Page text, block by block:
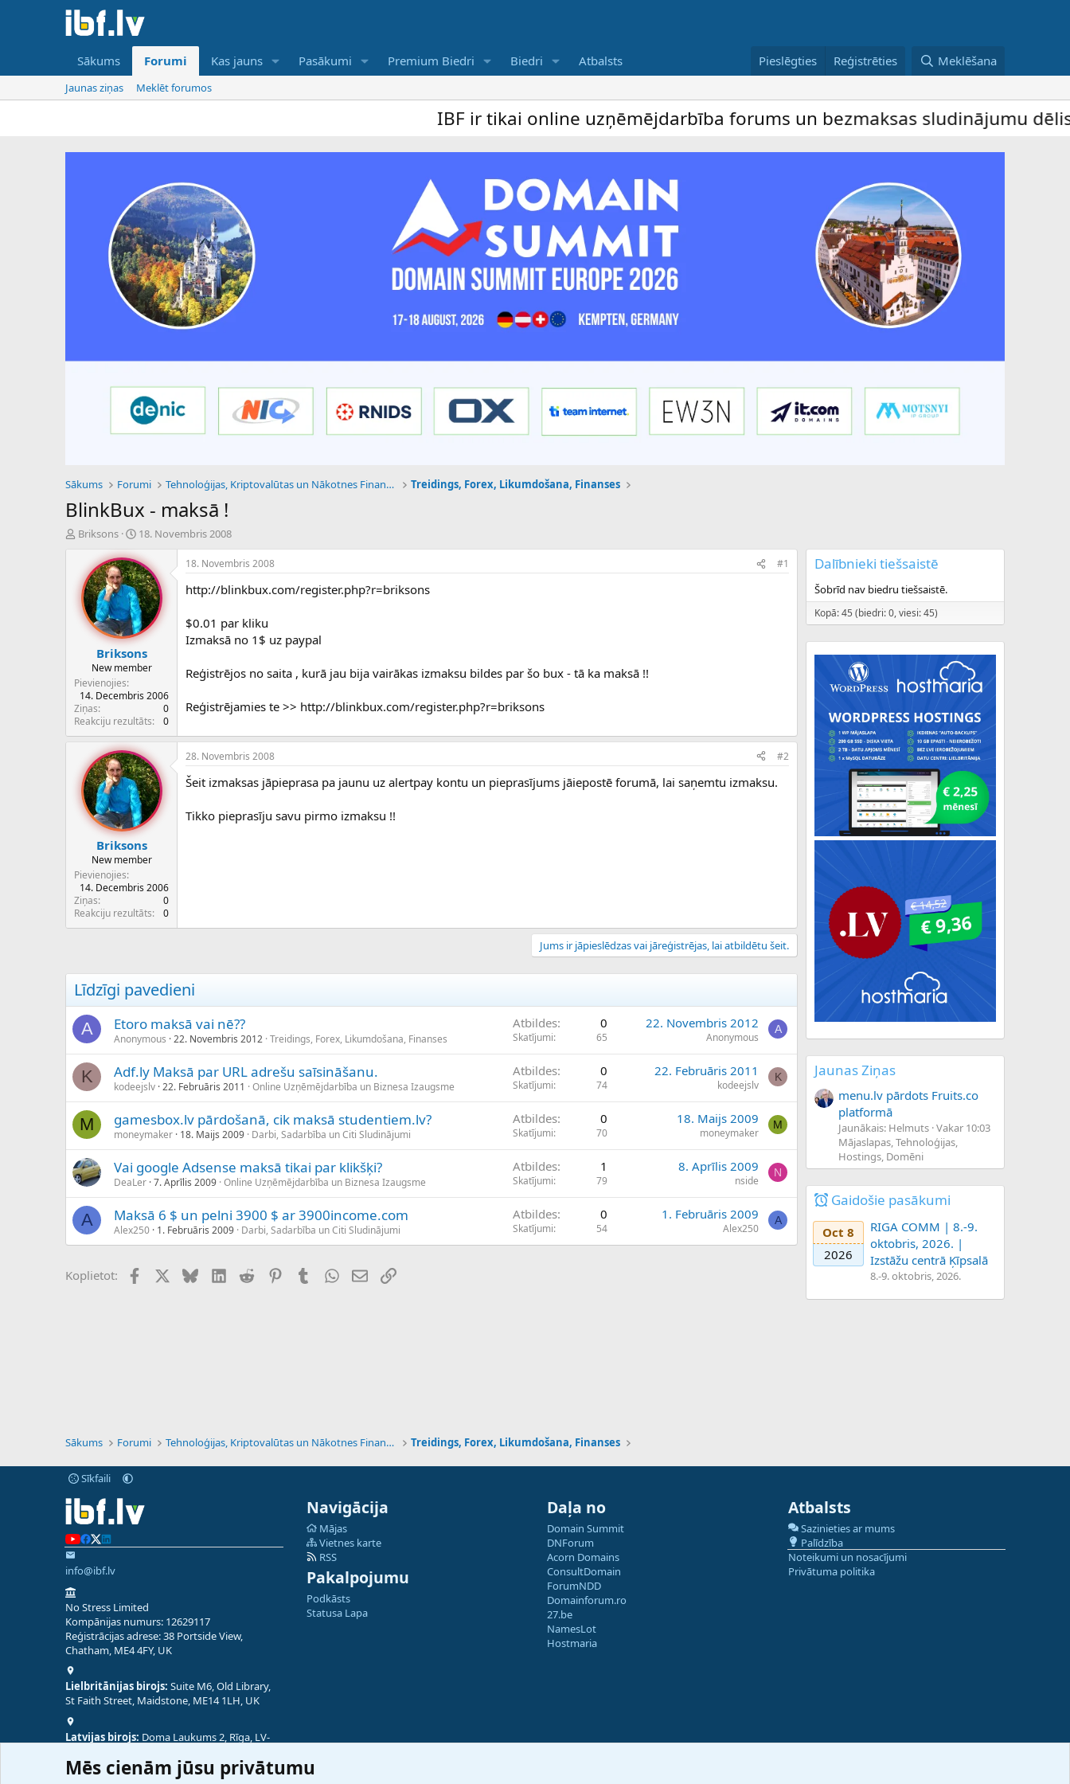
Sākums Forumi Kas jauns Pasākumi Premium Biedri Biedri Atbalsts Pieslēgties Reģistrēties Meklēšana
Jaunas ziņas Meklēt forumos
IBF ir tikai online uzņēmējdarbība forums un bezmaksas sludinājumu dēlis –
Sākums Forumi Tehnoloģijas, Kriptovalūtas un Nākotnes Finanses Treidings, Forex, Likumdošana, Finanses
BlinkBux - maksā !
P
e
d
e
z
s
ā
c
ē
Briksons
S
k
u
m
a
d
a
u
m
s
18. Novembris 2008
Briksons
New member
Pievienojies
14. Decembris 2006
Ziņas
0
Reakciju rezultāts
0
18. Novembris 2008 #1
http://blinkbux.com/register.php?r=briksons
$0.01 par kliku
Izmaksā no 1$ uz paypal
Reģistrējos no saita , kurā jau bija vairākas izmaksu bildes par šo bux - tā ka maksā !!
Reģistrējamies te >> http://blinkbux.com/register.php?r=briksons
Briksons
New member
Pievienojies
14. Decembris 2006
Ziņas
0
Reakciju rezultāts
0
28. Novembris 2008 #2
Šeit izmaksas jāpieprasa pa jaunu uz alertpay kontu un pieprasījums jāiepostē forumā, lai saņemtu izmaksu.
Tikko pieprasīju savu pirmo izmaksu !!
Jums ir jāpieslēdzas vai jāreģistrējas, lai atbildētu šeit.
Līdzīgi pavedieni
A Etoro maksā vai nē??
Anonymous 22. Novembris 2012 Treidings, Forex, Likumdošana, Finanses
Atbildes 0
Skatījumi 65
22. Novembris 2012
Anonymous
A
K Adf.ly Maksā par URL adrešu saīsināšanu.
kodeejslv 22. Februāris 2011 Online Uzņēmējdarbība un Biznesa Izaugsme
Atbildes 0
Skatījumi 74
22. Februāris 2011
kodeejslv
K
M gamesbox.lv pārdošanā, cik maksā studentiem.lv?
moneymaker 18. Maijs 2009 Darbi, Sadarbība un Citi Sludinājumi
Atbildes 0
Skatījumi 70
18. Maijs 2009
moneymaker
M
Vai google Adsense maksā tikai par klikšķi?
DeaLer 7. Aprīlis 2009 Online Uzņēmējdarbība un Biznesa Izaugsme
Atbildes 1
Skatījumi 79
8. Aprīlis 2009
nside
N
A Maksā 6 $ un pelni 3900 $ ar 3900income.com
Alex250 1. Februāris 2009 Darbi, Sadarbība un Citi Sludinājumi
Atbildes 0
Skatījumi 54
1. Februāris 2009
Alex250
A
Koplietot: FacebookX (Twitter)
BlueskyLinkedIn
Reddit PinterestTumblrWhatsApp
E-pastsSaiti
Dalībnieki tiešsaistē
Šobrīd nav biedru tiešsaistē.
Kopā: 45 (biedri: 0, viesi: 45)
Jaunas Ziņas
menu.lv pārdots Fruits.co
platformā
Jaunākais: Helmuts Vakar 10:03
Mājaslapas, Tehnoloģijas,
Hostings, Domēni
Gaidošie pasākumi
Oct 8
2026
RIGA COMM | 8.-9.
oktobris, 2026. |
Izstāžu centrā Ķīpsalā
8.-9. oktobris, 2026.
Sākums Forumi Tehnoloģijas, Kriptovalūtas un Nākotnes Finanses Treidings, Forex, Likumdošana, Finanses
Sīkfaili
info@ibf.lv
No Stress Limited
Kompānijas numurs: 12629117
Reģistrācijas adrese: 38 Portside View,
Chatham, ME4 4FY, UK
Lielbritānijas birojs: Suite M6, Old Library,
St Faith Street, Maidstone, ME14 1LH, UK
Latvijas birojs: Doma Laukums 2, Rīga, LV-
Navigācija
Mājas
Vietnes karte
RSS
Pakalpojumu
Podkāsts
Statusa Lapa
Daļa no
Domain Summit
DNForum
Acorn Domains
ConsultDomain
ForumNDD
Domainforum.ro
27.be
NamesLot
Hostmaria
Atbalsts
Sazinieties ar mums
Palīdzība
Noteikumi un nosacījumi
Privātuma politika
Mēs cienām jūsu privātumu